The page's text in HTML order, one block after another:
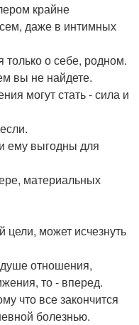
крайне
даже в интимных
только о себе, родном.
вы не найдете.
могут стать - сила и
ему выгодны для
материальных
цели, может исчезнуть
отношения,
то - вперед.
что все закончится
болезнью.